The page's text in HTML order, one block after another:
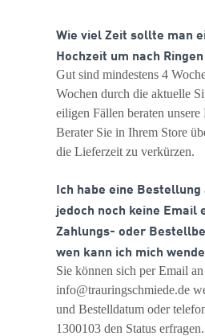
Wie viel Zeit sollte man
Hochzeit um nach
Gut sind mindestens 4
Wochen durch die aktuelle
eiligen Fällen beraten unsere
Berater Sie in Ihrem Store
die Lieferzeit zu verkürzen.
Ich habe eine Bestellung
jedoch noch keine
Zahlungs- oder
wen kann ich mich
Sie können sich per Email an
info@trauringschmiede.de
und Bestelldatum oder
1300103 den Status erfragen.